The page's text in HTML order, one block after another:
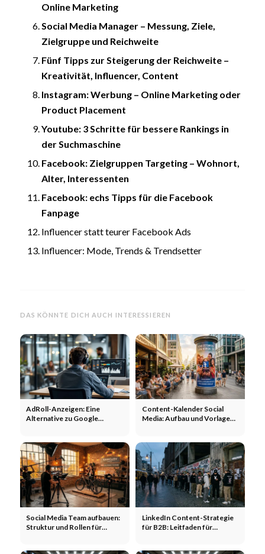
Online Marketing
Social Media Manager – Messung, Ziele,
Zielgruppe und Reichweite
Fünf Tipps zur Steigerung der Reichweite –
Kreativität, Influencer, Content
Instagram: Werbung – Online Marketing oder
Product Placement
Youtube: 3 Schritte für bessere Rankings in
der Suchmaschine
Facebook: Zielgruppen Targeting – Wohnort,
Alter, Interessenten
Facebook: echs Tipps für die Facebook
Fanpage
Influencer statt teurer Facebook Ads
Influencer: Mode, Trends & Trendsetter
DAS KÖNNTE DICH AUCH INTERESSIEREN
AdRoll-Anzeigen: Eine
Alternative zu Google
Reichweite
Content-Kalender Social
Media: Aufbau und Vorlage
Social Media Team aufbauen:
Struktur und Rollen für
LinkedIn Content-Strategie
für B2B: Leitfaden für